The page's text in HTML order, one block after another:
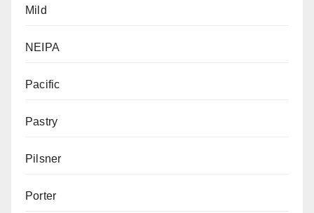
Mild
NEIPA
Pacific
Pastry
Pilsner
Porter